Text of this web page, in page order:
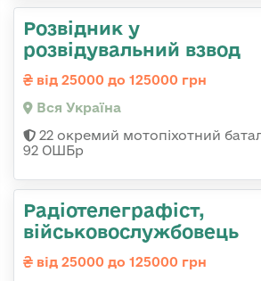
Розвідник у
розвідувальний взвод
від 25000 до 125000 грн
Вся Україна
22 окремий мотопіхотний
92 ОШБр
Радіотелеграфіст,
військовослужбовець
від 25000 до 125000 грн